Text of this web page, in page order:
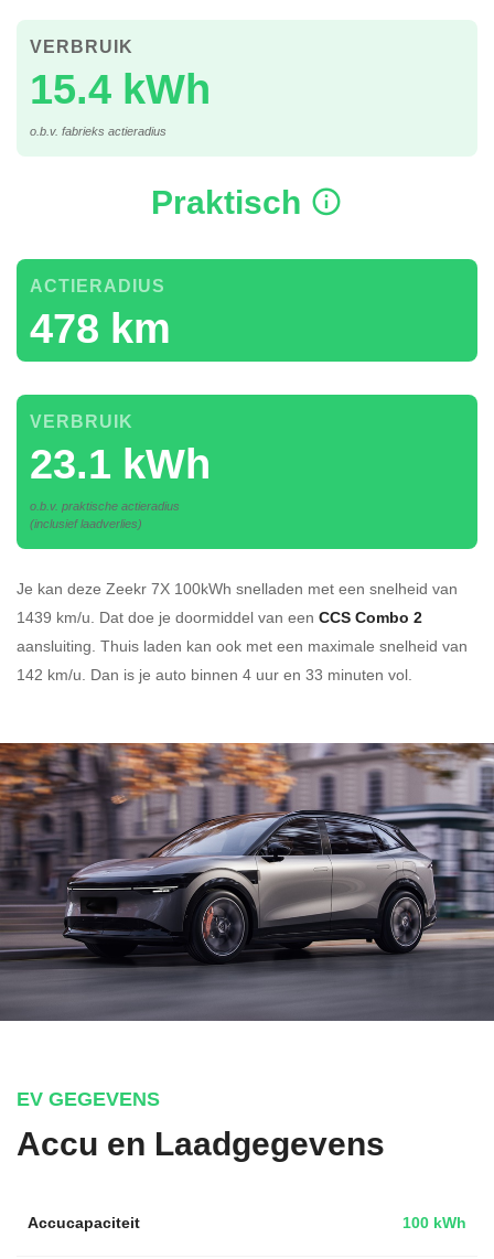
15.4 kWh
VERBRUIK
o.b.v. fabrieks actieradius
Praktisch
478 km
ACTIERADIUS
23.1 kWh
VERBRUIK
o.b.v. praktische actieradius
(inclusief laadverlies)
Je kan deze Zeekr 7X 100kWh snelladen met een snelheid van
1439 km/u. Dat doe je doormiddel van een CCS Combo 2
aansluiting. Thuis laden kan ook met een maximale snelheid van
142 km/u. Dan is je auto binnen 4 uur en 33 minuten vol.
EV GEGEVENS
Accu en Laadgegevens
Accucapaciteit 100 kWh